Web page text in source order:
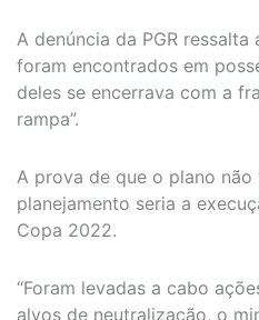
A denúncia da PGR
foram encontrados em
deles se encerrava com a
rampa”.
A prova de que o plano
planejamento seria a
Copa 2022.
“Foram levadas a cabo
alvos de neutralização, o